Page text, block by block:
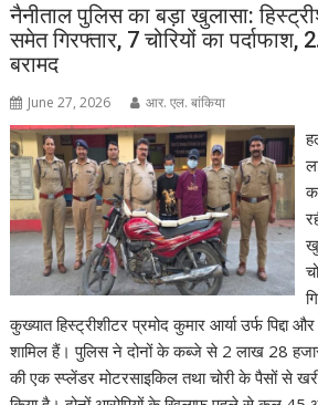
नैनीताल पुलिस का बड़ा खुलासा:
समेत गिरफ्तार, 7 चोरियों का
बरामद
June 27, 2026 आर. एल. बांकिया
कुख्यात हिस्ट्रीशीटर प्रमोद कुमार आर्या उर्फ पिद्दा
शामिल हैं। पुलिस ने दोनों के कब्जे से 2 लाख 28
की एक स्प्लेंडर मोटरसाइकिल तथा चोरी के पैसों से